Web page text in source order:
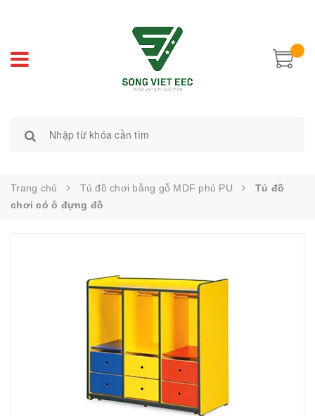
Trang chủ Tủ đồ chơi bằng gỗ MDF phủ PU
Tủ đồ
chơi có ô đựng đồ